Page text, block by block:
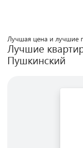
Лучшая цена и лучшие
Лучшие
Пушкинский